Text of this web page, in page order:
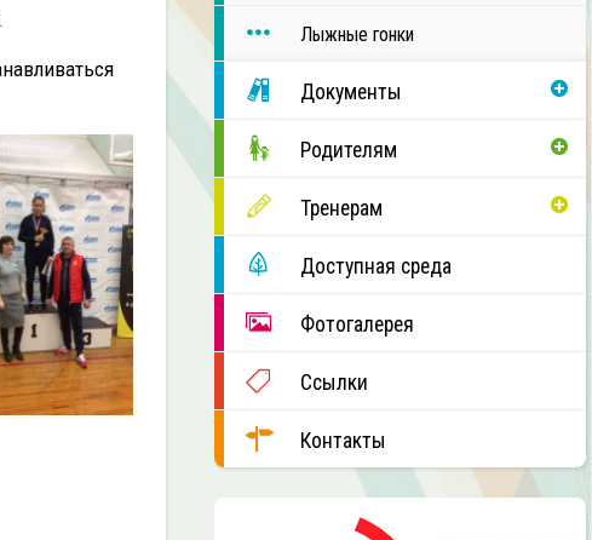
Лыжные гонки
Документы
Родителям
Тренерам
Доступная среда
Фотогалерея
Ссылки
Контакты